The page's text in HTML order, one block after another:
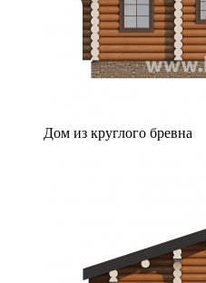
Дом из круглого бревна